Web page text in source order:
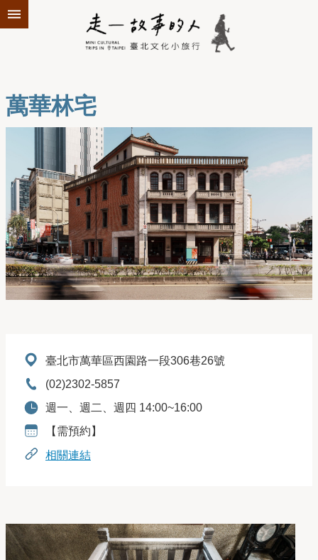
跳到主要內容區塊
萬華林宅
地址：臺北市萬華區西園路一段306巷26號
電話：(02)2302-5857
開放時間：
週一、週二、週四 14:00~16:00
預約資訊：
【需預約】
相關連結